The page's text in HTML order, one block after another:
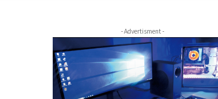
- Advertisment -